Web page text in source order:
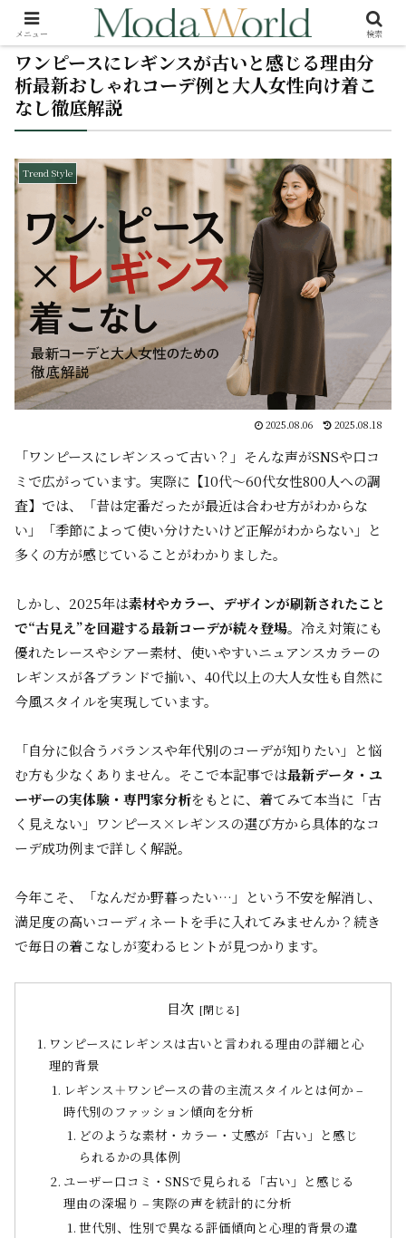
ワンピースにレギンスが古いと感じる理由分
析最新おしゃれコーデ例と大人女性向け着こ
なし徹底解説
Trend Style
2025.08.06 2025.08.18
「ワンピースにレギンスって古い？」――そんな声がSNSや口コ
ミで広がっています。実際に【10代～60代女性800人への調
査】では、「昔は定番だったが最近は合わせ方がわからな
い」「季節によって使い分けたいけど正解がわからない」と
多くの方が感じていることがわかりました。
しかし、2025年は素材やカラー、デザインが刷新されたこと
で“古見え”を回避する最新コーデが続々登場。冷え対策にも
優れたレースやシアー素材、使いやすいニュアンスカラーの
レギンスが各ブランドで揃い、40代以上の大人女性も自然に
今風スタイルを実現しています。
「自分に似合うバランスや年代別のコーデが知りたい」と悩
む方も少なくありません。そこで本記事では最新データ・ユ
ーザーの実体験・専門家分析をもとに、着てみて本当に「古
く見えない」ワンピース×レギンスの選び方から具体的なコ
ーデ成功例まで詳しく解説。
今年こそ、「なんだか野暮ったい…」という不安を解消し、
満足度の高いコーディネートを手に入れてみませんか？続き
で毎日の着こなしが変わるヒントが見つかります。
目次
ワンピースにレギンスは古いと言われる理由の詳細と心
理的背景
レギンス＋ワンピースの昔の主流スタイルとは何か –
時代別のファッション傾向を分析
どのような素材・カラー・丈感が「古い」と感じ
られるかの具体例
ユーザー口コミ・SNSで見られる「古い」と感じる
理由の深堀り – 実際の声を統計的に分析
世代別、性別で異なる評価傾向と心理的背景の違
メニュー 検索